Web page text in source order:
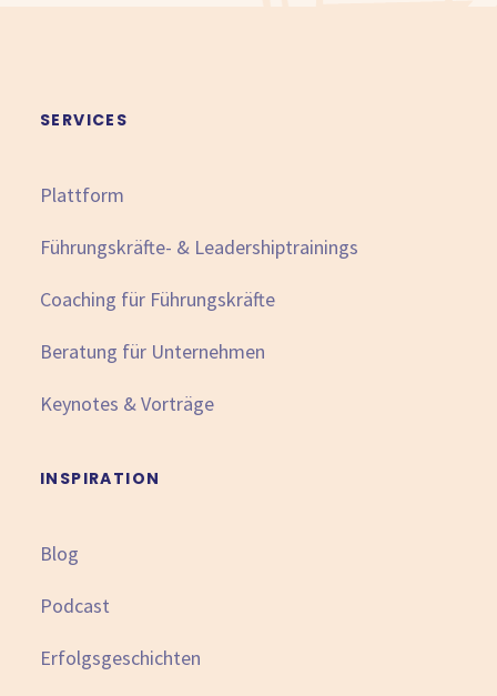
SERVICES
Plattform
Führungskräfte- & Leadershiptrainings
Coaching für Führungskräfte
Beratung für Unternehmen
Keynotes & Vorträge
INSPIRATION
Blog
Podcast
Erfolgsgeschichten